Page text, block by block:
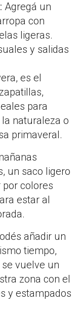
Agregá un
con
ligeras.
y salidas
es el
para
naturaleza o
primaveral.
un saco ligero
colores
estar al
añadir un
tiempo,
vuelve un
zona con el
y estampados